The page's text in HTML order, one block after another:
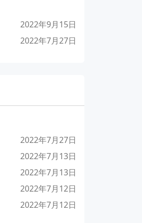
2022年9月15日
2022年7月27日
2022年7月27日
2022年7月13日
2022年7月13日
2022年7月12日
2022年7月12日